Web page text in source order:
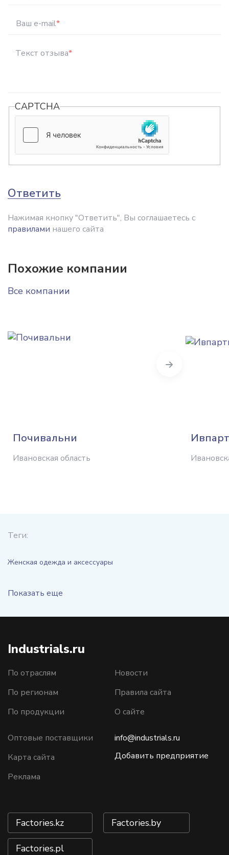
Ваш e-mail*
Текст отзыва*
CAPTCHA
Ответить
Нажимая кнопку "Ответить", Вы соглашаетесь с
правилами нашего сайта
Похожие компании
Все компании
Почивальни
Ивановская область
Теги:
Женская одежда и аксессуары
Показать еще
Industrials.ru
По отраслям
По регионам
По продукции
Новости
Правила сайта
О сайте
Оптовые поставщики
Карта сайта
Реклама
info@industrials.ru
Добавить предприятие
Factories.kz Factories.by
Factories.pl